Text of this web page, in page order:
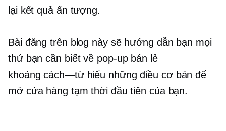
lại kết quả ấn tượng.
Bài đăng trên blog này sẽ hướng dẫn bạn mọi
thứ bạn cần biết về pop-upbán lẻ
khoảng cách—từhiểu những điều cơ bản để
mở cửa hàng tạm thời đầu tiên của bạn.